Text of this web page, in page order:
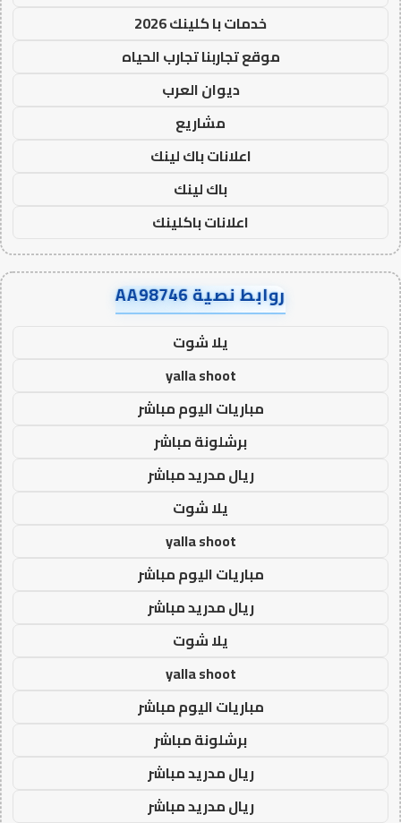
خدمات با كلينك 2026
موقع تجاربنا تجارب الحياه
ديوان العرب
مشاريع
اعلانات باك لينك
باك لينك
اعلانات باكلينك
روابط نصية AA98746
يلا شوت
yalla shoot
مباريات اليوم مباشر
برشلونة مباشر
ريال مدريد مباشر
يلا شوت
yalla shoot
مباريات اليوم مباشر
ريال مدريد مباشر
يلا شوت
yalla shoot
مباريات اليوم مباشر
برشلونة مباشر
ريال مدريد مباشر
ريال مدريد مباشر